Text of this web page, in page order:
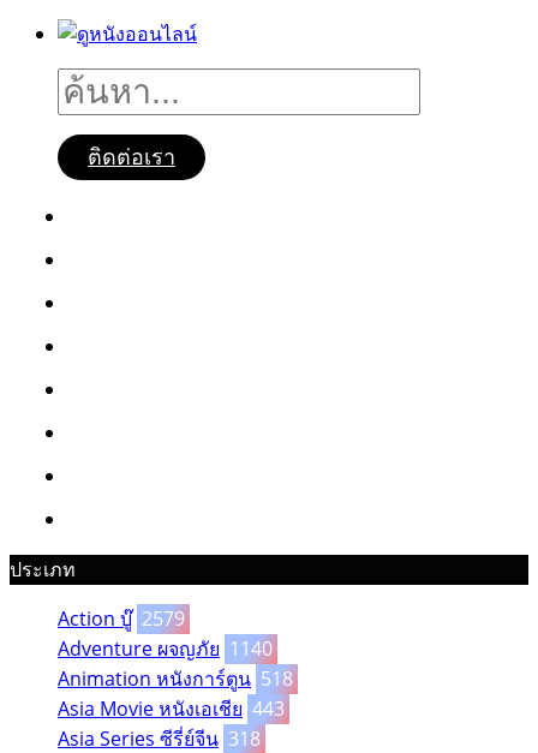
ติดต่อเรา
ประเภท
Action บู๊ 2579
Adventure ผจญภัย 1140
Animation หนังการ์ตูน 518
Asia Movie หนังเอเชีย 443
Asia Series ซีรี่ย์จีน 318